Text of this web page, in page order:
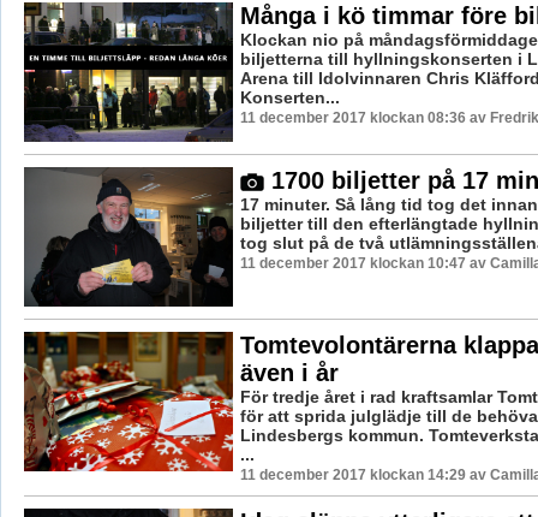
Många i kö timmar före
Klockan nio på
biljetterna till hyllningskonserten i
Arena till Idolvinnaren Chris
Konserten...
11 december 2017 klockan 08:36 av
1700 biljetter på 17
17 minuter. Så lång tid tog det
biljetter till den efterlängtade
tog slut på de två
11 december 2017 klockan 10:47 av
Tomtevolontärerna
även i år
För tredje året i rad kraftsamlar
för att sprida julglädje till de
Lindesbergs kommun.
...
11 december 2017 klockan 14:29 av